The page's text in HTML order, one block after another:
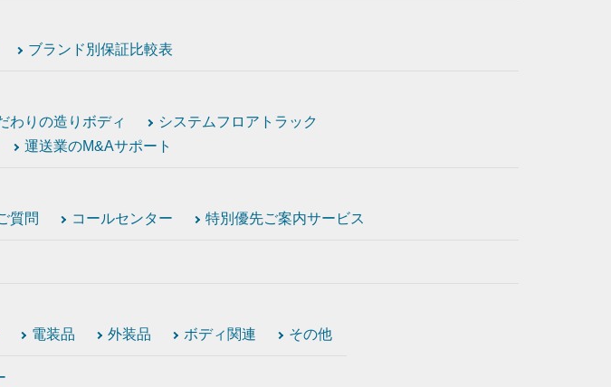
ブランド別保証比較表
わりの造りボディ
システムフロアトラック
運送業のM&Aサポート
質問 コールセンター 特別優先ご案内サービス
電装品 外装品 ボディ関連 その他